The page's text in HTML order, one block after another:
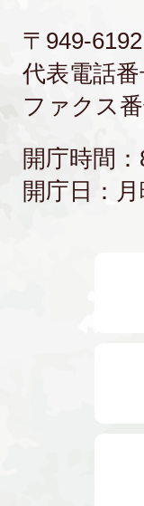
〒949-
代表電話番
ファクス番
開庁時間
開庁日：